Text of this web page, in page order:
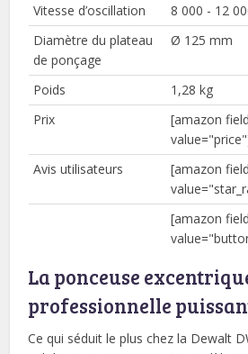
Vitesse d’oscillation
8 000 - 12
Diamètre du plateau
de ponçage
Ø 125 mm
Poids
1,28 kg
Prix
[amazon
Avis utilisateurs
[amazon
[amazon
La ponceuse
professionnelle
Ce qui séduit le plus chez la Dewalt